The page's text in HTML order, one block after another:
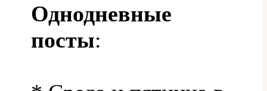
Однодневные
посты: